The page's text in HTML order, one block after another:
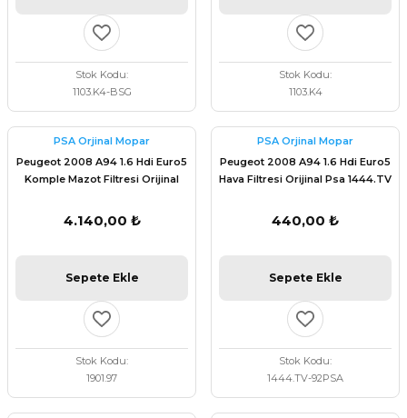
Stok Kodu
1103.K4-BSG
Stok Kodu
1103.K4
PSA Orjinal Mopar
Peugeot 2008 A94 1.6 Hdi Euro5
Komple Mazot Filtresi Orijinal
4.140,00 ₺
Sepete Ekle
Stok Kodu
1901.97
PSA Orjinal Mopar
Peugeot 2008 A94 1.6 Hdi Euro5
Hava Filtresi Orijinal Psa 1444.TV
440,00 ₺
Sepete Ekle
Stok Kodu
1444.TV-92PSA